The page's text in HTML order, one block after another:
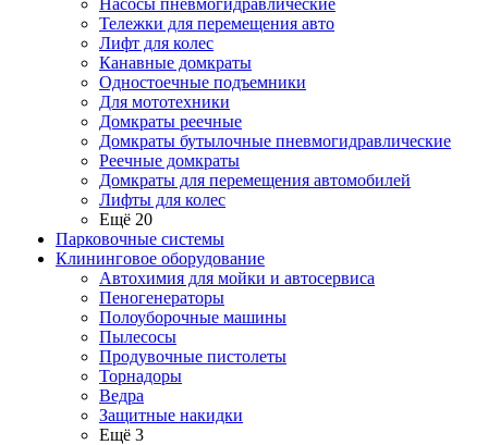
Насосы пневмогидравлические
Тележки для перемещения авто
Лифт для колес
Канавные домкраты
Одностоечные подъемники
Для мототехники
Домкраты реечные
Домкраты бутылочные пневмогидравлические
Реечные домкраты
Домкраты для перемещения автомобилей
Лифты для колес
Ещё 20
Парковочные системы
Клининговое оборудование
Автохимия для мойки и автосервиса
Пеногенераторы
Полоуборочные машины
Пылесосы
Продувочные пистолеты
Торнадоры
Ведра
Защитные накидки
Ещё 3